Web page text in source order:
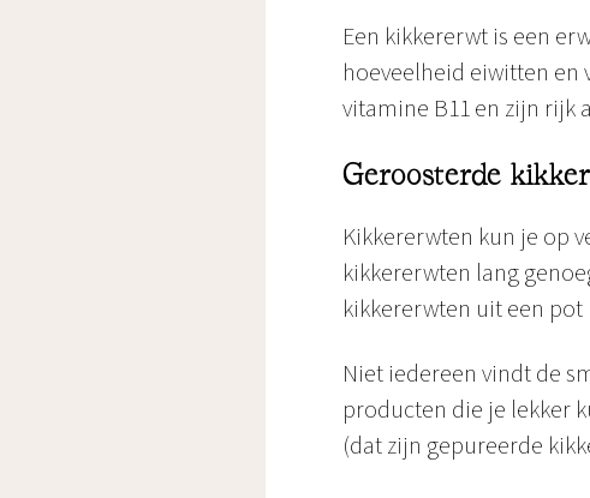
Een kikkererwt is een
hoeveelheid eiwitten en
vitamine B11 en zijn rijk
Geroosterde
Kikkererwten kun je op
kikkererwten lang
kikkererwten uit een pot
Niet iedereen vindt de
producten die je lekker
(dat zijn gepureerde